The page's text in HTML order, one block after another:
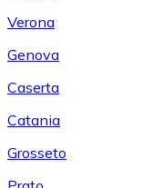
Verona
Genova
Caserta
Catania
Grosseto